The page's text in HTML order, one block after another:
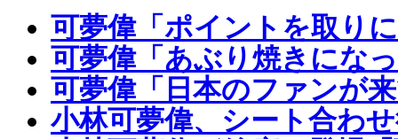
可夢偉「ポイントを取り
可夢偉「あぶり焼きにな
可夢偉「日本のファンが
小林可夢偉、シート合わ